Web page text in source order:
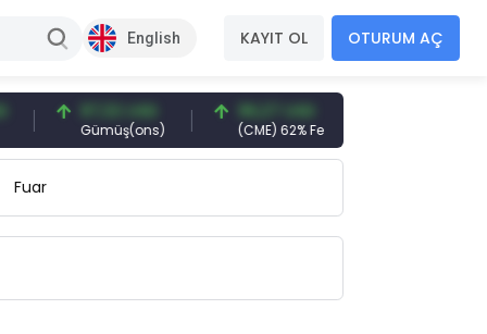
English KAYIT OL OTURUM AÇ
97,32 USD
Gümüş(ons)
96,27 USD
(CME) 62% Fe
Fuar